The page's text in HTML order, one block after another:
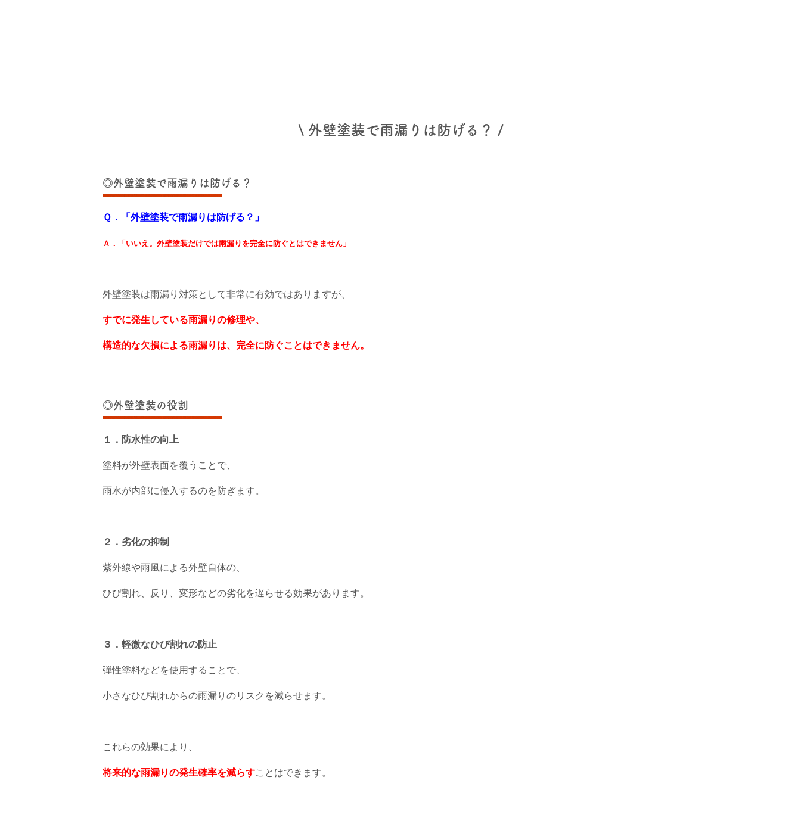
\ 外壁塗装で雨漏りは防げる？ /
◎外壁塗装で雨漏りは防げる？
Ｑ．「外壁塗装で雨漏りは防げる？」
Ａ．「いいえ。外壁塗装だけでは雨漏りを完全に防ぐとはできません」
外壁塗装は雨漏り対策として非常に有効ではありますが、
すでに発生している雨漏りの修理や、
構造的な欠損による雨漏りは、完全に防ぐことはできません。
◎外壁塗装の役割
１．防水性の向上
塗料が外壁表面を覆うことで、
雨水が内部に侵入するのを防ぎます。
２．劣化の抑制
紫外線や雨風による外壁自体の、
ひび割れ、反り、変形などの劣化を遅らせる効果があります。
３．軽微なひび割れの防止
弾性塗料などを使用することで、
小さなひび割れからの雨漏りのリスクを減らせます。
これらの効果により、
将来的な雨漏りの発生確率を減らすことはできます。